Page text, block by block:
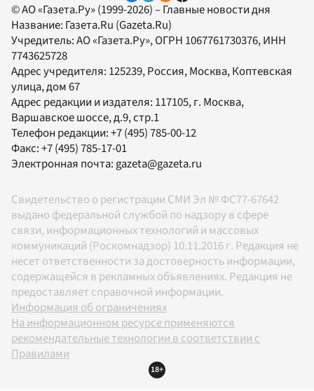
© АО «Газета.Ру» (1999-2026) – Главные новости дня
Название: Газета.Ru (Gazeta.Ru)
Учредитель:АО «Газета.Ру», ОГРН 1067761730376, ИНН
7743625728
Адрес учредителя: 125239, Россия, Москва, Коптевская
улица, дом 67
Адрес редакции и издателя: 117105, г. Москва,
Варшавское шоссе, д.9, стр.1
Телефон редакции:+7 (495) 785-00-12
Факс:+7 (495) 785-17-01
Электронная почта:gazeta@gazeta.ru
Свидетельство о регистрации СМИ Эл № ФС77-67642
выдано федеральной службой по надзору в сфере
связи, информационных технологий и массовых
коммуникаций (Роскомнадзор) 10.11.2016 г. Редакция не
несет ответственности за достоверность информации,
содержащейся в рекламных объявлениях. Редакция не
предоставляет справочной информации.
Информация об ограничениях
На информационном ресурсе применяются
рекомендательные технологии в соответствии с
Правилами
18+